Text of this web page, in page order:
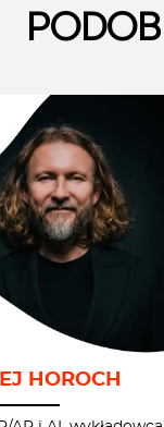
HOROCH
I